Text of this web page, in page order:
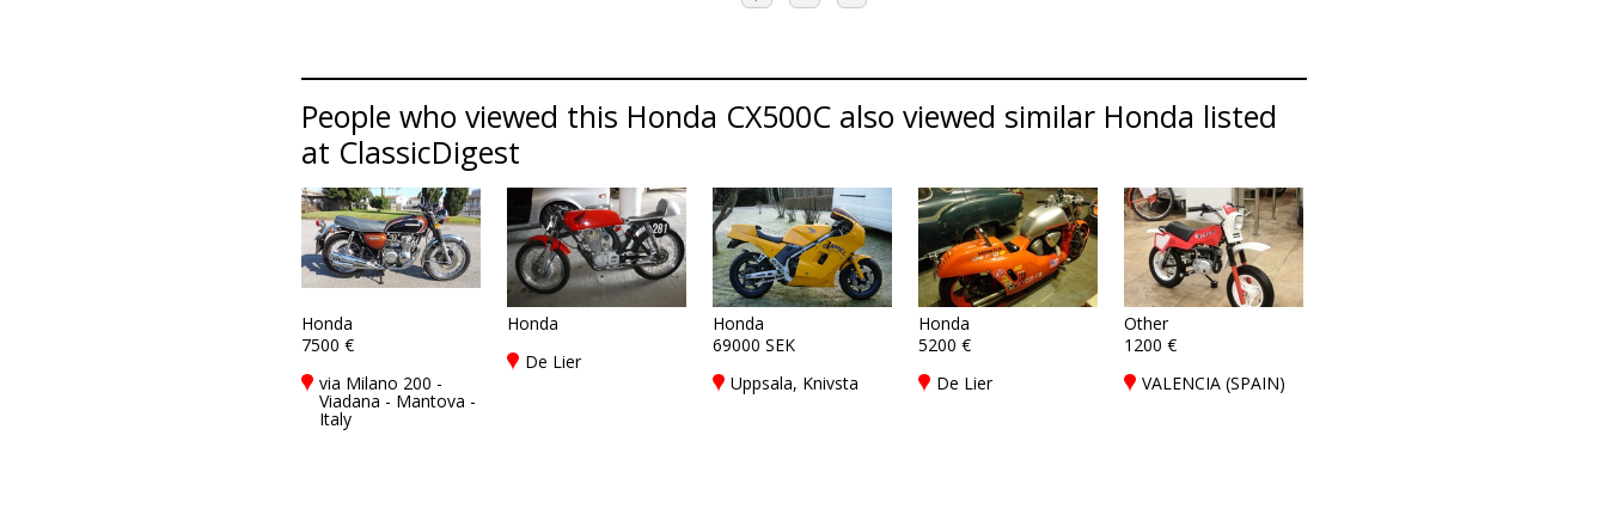
People who viewed this Honda CX500C also viewed similar Honda listed
at ClassicDigest
Honda
7500 €
via Milano 200 -
Viadana - Mantova -
Italy
Honda
De Lier
Honda
69000 SEK
Uppsala, Knivsta
Honda
5200 €
De Lier
Other
1200 €
VALENCIA (SPAIN)